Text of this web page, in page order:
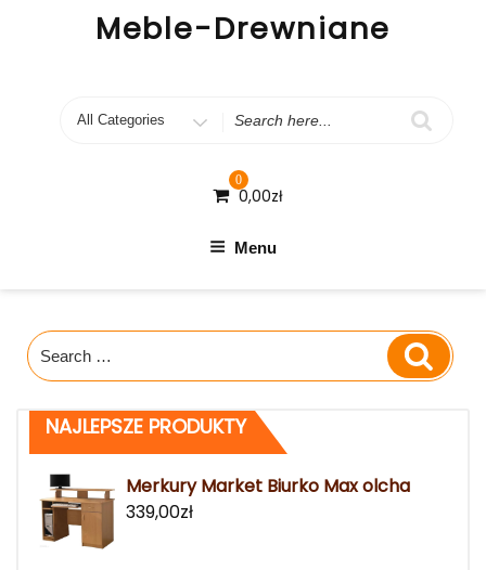
Meble-Drewniane
Search
0
0,00zł
Menu
Search
for:
Search
NAJLEPSZE PRODUKTY
Merkury Market Biurko Max olcha
339,00zł